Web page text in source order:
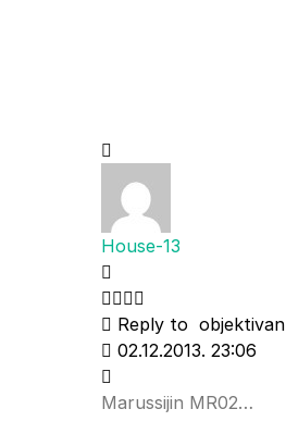
House-13
Reply to objektivan
02.12.2013. 23:06
Marussijin MR02…